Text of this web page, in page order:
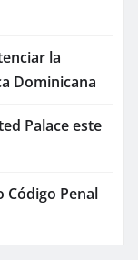
la
Dominicana
Palace este
Código Penal